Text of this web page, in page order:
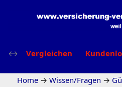
Vergleichen
Home → Wissen/Fragen →